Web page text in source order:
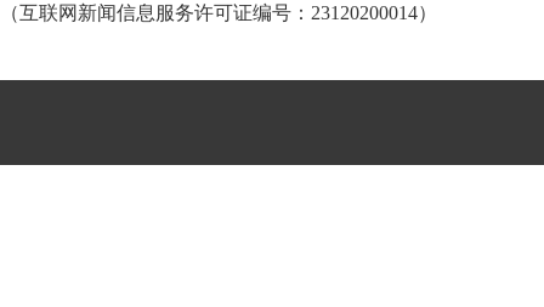
（互联网新闻信息服务许可证编号：23120200014）